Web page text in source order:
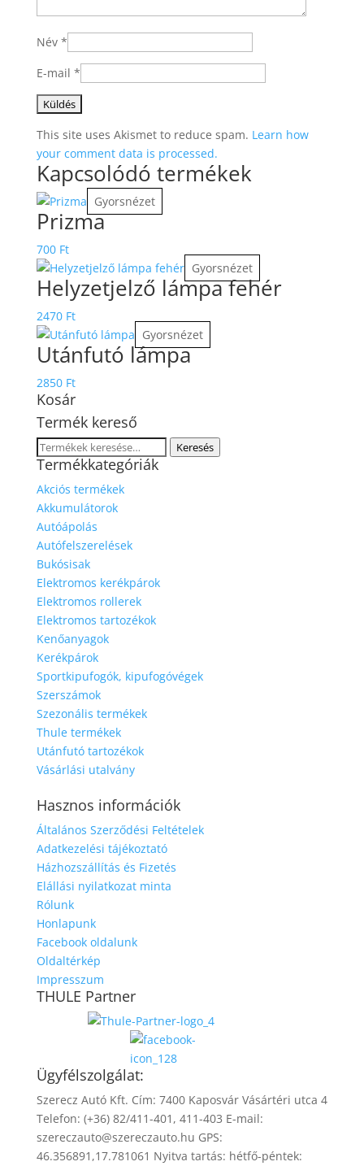
Név *
E-mail *
This site uses Akismet to reduce spam. Learn how
your comment data is processed.
Kapcsolódó termékek
Gyorsnézet
Prizma
700 Ft
Gyorsnézet
Helyzetjelző lámpa fehér
2470 Ft
Gyorsnézet
Utánfutó lámpa
2850 Ft
Kosár
Termék kereső
Keresés
a
következőre:
Keresés
Termékkategóriák
Akciós termékek
Akkumulátorok
Autóápolás
Autófelszerelések
Bukósisak
Elektromos kerékpárok
Elektromos rollerek
Elektromos tartozékok
Kenőanyagok
Kerékpárok
Sportkipufogók, kipufogóvégek
Szerszámok
Szezonális termékek
Thule termékek
Utánfutó tartozékok
Vásárlási utalvány
Hasznos információk
Általános Szerződési Feltételek
Adatkezelési tájékoztató
Házhozszállítás és Fizetés
Elállási nyilatkozat minta
Rólunk
Honlapunk
Facebook oldalunk
Oldaltérkép
Impresszum
THULE Partner
Ügyfélszolgálat:
Szerecz Autó Kft. Cím: 7400 Kaposvár Vásártéri utca 4
Telefon: (+36) 82/411-401, 411-403 E-mail:
szereczauto@szereczauto.hu GPS:
46.356891,17.781061 Nyitva tartás: hétfő-péntek: